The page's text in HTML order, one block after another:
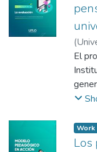
(
El
Work
Los